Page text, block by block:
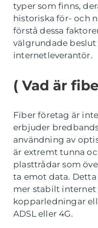
typer som finns,
historiska för- och
förstå dessa
välgrundade beslut
internetleverantör.
( Vad är
Fiber företag är
erbjuder
användning av
är extremt tunna
plasttrådar som
ta emot data.
mer stabilt
kopparledningar
ADSL eller 4G.